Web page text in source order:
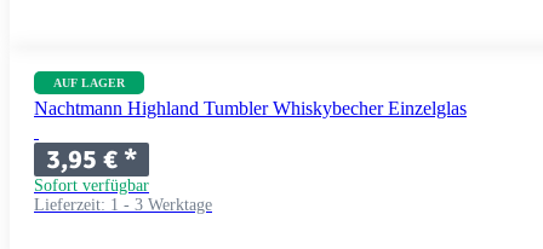
AUF LAGER
Nachtmann Highland Tumbler Whiskybecher Einzelglas
3,95 € *
Sofort verfügbar
Lieferzeit: 1 - 3 Werktage